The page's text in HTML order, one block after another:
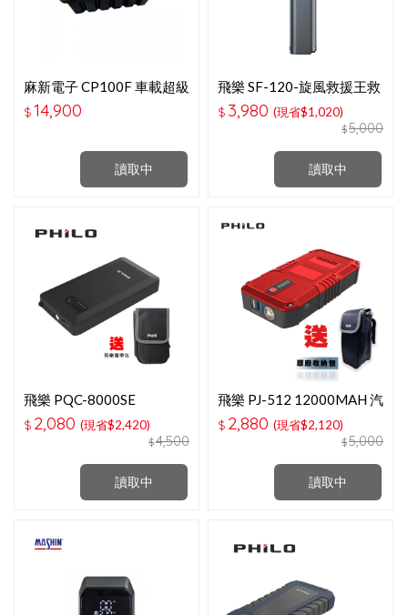
讀取中
麻新電子 CP100F 車載超級
電容
$14,900
讀取中
飛樂 SF-120-旋風救援王救
車強風多功能機
$ 3,980 (現省$1,020)
$5,000
讀取中
飛樂 PQC-8000SE
8000MAH 純黑潮酷款 救車
行動電源
$ 2,080 (現省$2,420)
$4,500
讀取中
飛樂 PJ-512 12000MAH 汽
柴油緋紅限定款 救車行動
電源
$ 2,880 (現省$2,120)
$5,000